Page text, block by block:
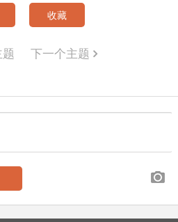
收藏
下一个主题